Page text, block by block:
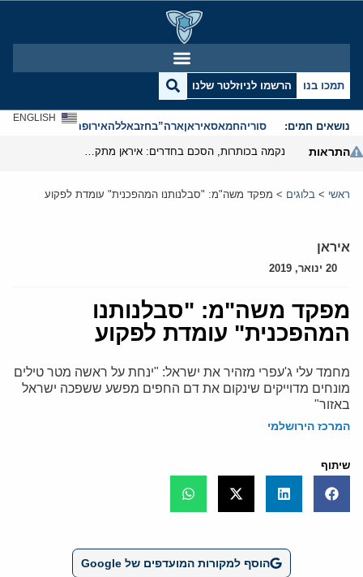
תמכו בנו הרשמו לניוזלטר שלנו
נושאים חמים: סוריהחמאסאיראןארה”בחזבאללהאירופהאנטישמיות
ENGLISH
התראות
ראשי > בלוגים > מפקד משה"מ: "סבלנותנו המהפכנית" עומדת לפקוע
איראן
20 ינואר, 2019
מפקד משה"מ: "סבלנותנו
המהפכנית" עומדת לפקוע
מחמד עלי ג'עפרי מזהיר את ישראל: "ינחת על ראשה מטר טילים
מונחים מדוייקים שינקום את דם החפים מפשע ששפכה ישראל
באזור"
המרכז הירושלמי
שיתוף
הוסף למקורות המועדפים של Google